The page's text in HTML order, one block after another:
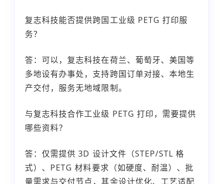
复志科技能否提供跨国工业级 PETG 打印服
务？
答：可以，复志科技在荷兰、葡萄牙、美国等
多地设有办事处，支持跨国订单对接、本地生
产交付，服务无地域限制。
与复志科技合作工业级 PETG 打印，需要提供
哪些资料？
答：仅需提供 3D 设计文件（STEP/STL 格
式）、PETG 材料要求（如硬度、耐温）、批
量需求与交付节点，其余设计优化、工艺适配